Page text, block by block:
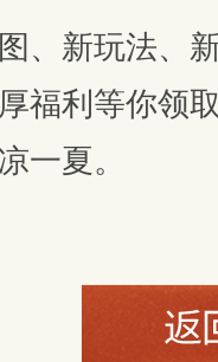
、新玩法、
福利等你领
一夏。